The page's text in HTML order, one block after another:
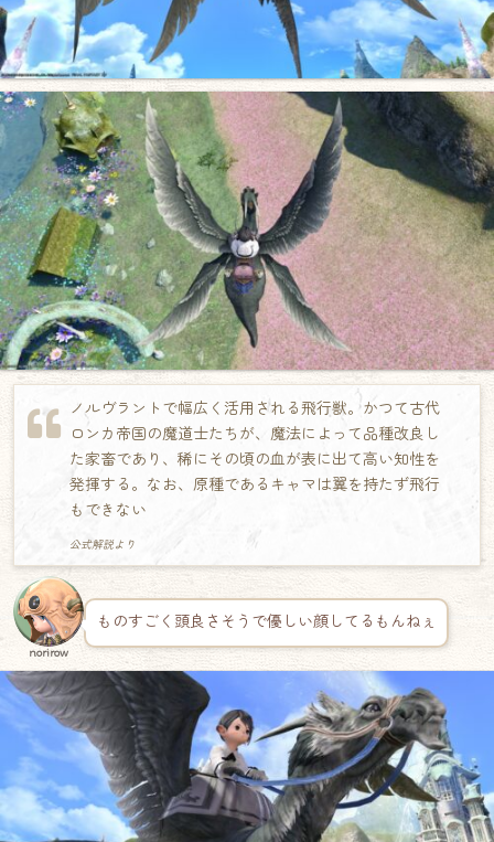
ノルヴラントで幅広く活用される飛行獣。かつて古代
ロンカ帝国の魔道士たちが、魔法によって品種改良し
た家畜であり、稀にその頃の血が表に出て高い知性を
発揮する。なお、原種であるキャマは翼を持たず飛行
もできない
公式解説より
norirow
ものすごく頭良さそうで優しい顔してるもんねぇ